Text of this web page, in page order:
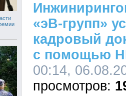
«эВ-групп»
кадровый
с помощью
00:14,